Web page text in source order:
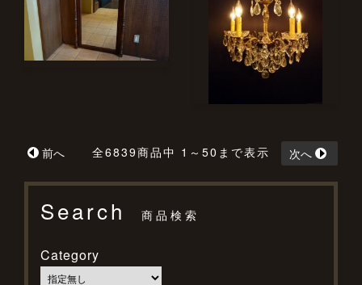
全6839商品中 1～50まで表示
前へ 次へ
Search 商品検索
Category